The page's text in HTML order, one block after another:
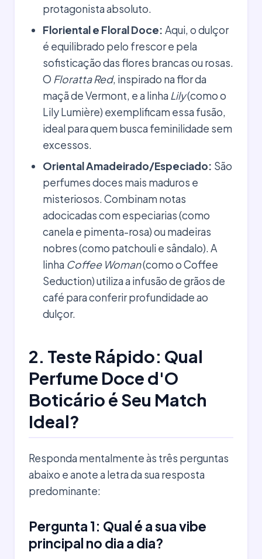
protagonista absoluto.
Floriental e Floral Doce: Aqui, o dulçor
é equilibrado pelo frescor e pela
sofisticação das flores brancas ou rosas.
O Floratta Red, inspirado na flor da
maçã de Vermont, e a linha Lily(como o
Lily Lumière) exemplificam essa fusão,
ideal para quem busca feminilidade sem
excessos.
Oriental Amadeirado/Especiado: São
perfumes doces mais maduros e
misteriosos. Combinam notas
adocicadas com especiarias (como
canela e pimenta-rosa) ou madeiras
nobres (como patchouli e sândalo). A
linha Coffee Woman(como o Coffee
Seduction) utiliza a infusão de grãos de
café para conferir profundidade ao
dulçor.
2. Teste Rápido: Qual
Perfume Doce d'O
Boticário é Seu Match
Ideal?
Responda mentalmente às três perguntas
abaixo e anote a letra da sua resposta
predominante:
Pergunta 1: Qual é a sua vibe
principal no dia a dia?